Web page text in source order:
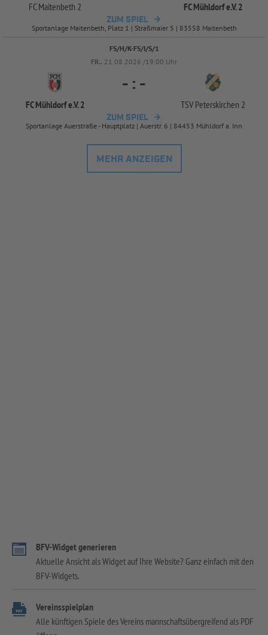
FC Maitenbeth 2 FC Mühldorf e.V. 2
ZUM SPIEL
Sportanlage Maitenbeth, Platz 1 | Straßmaier 5 | 83558 Maitenbeth
FS/H/K-FS/I/S/1
FR.. 21.08.2026 /19:00 Uhr
FC Mühldorf e.V. 2
- : -
TSV Peterskirchen 2
ZUM SPIEL
Sportanlage Auerstraße - Hauptplatz | Auerstr. 6 | 84453 Mühldorf a. Inn
MEHR ANZEIGEN
BFV-Widget generieren
Aktuelle Ansicht als Widget auf Ihre Website? Ganz einfach mit den
BFV-Widgets.
Vereinsspielplan
Alle künftigen Spiele des Vereins mannschaftsübergreifend als PDF